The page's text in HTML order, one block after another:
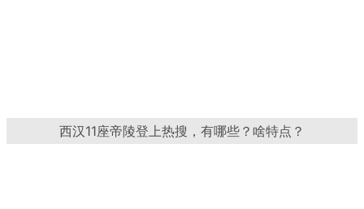
西汉11座帝陵登上热搜，有哪些？啥特点？